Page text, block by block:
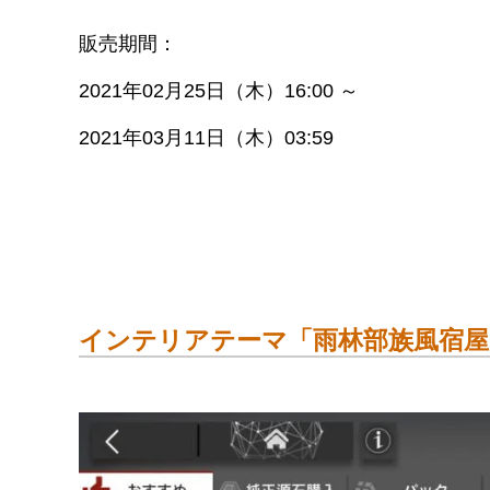
販売期間：
2021年02月25日（木）16:00 ～
2021年03月11日（木）03:59
インテリアテーマ「雨林部族風宿